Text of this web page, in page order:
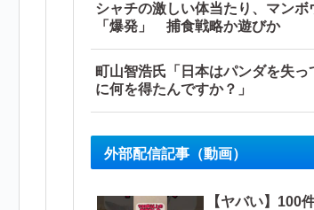
シャチの激しい体当たり、マンボ
「爆発」 捕食戦略か遊びか
町山智浩氏「日本はパンダを失っ
に何を得たんですか？」
外部配信記事（動画）
【ヤバい】100